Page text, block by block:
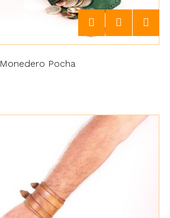
Monedero Pocha